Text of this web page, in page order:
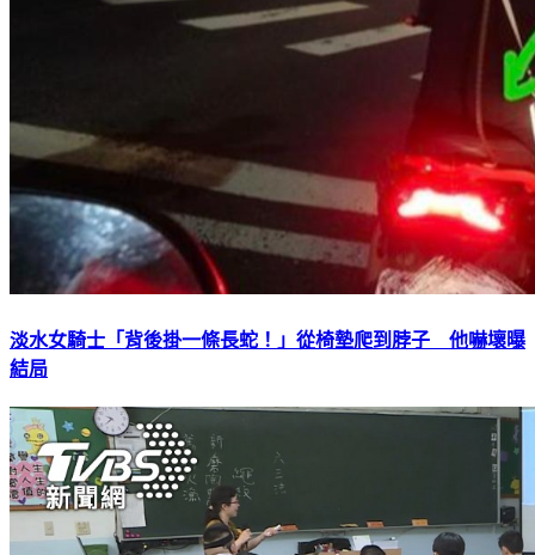
淡水女騎士「背後掛一條長蛇！」從椅墊爬到脖子 他嚇壞曝
結局